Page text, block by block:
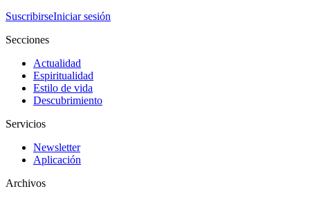
SuscribirseIniciar sesión
Secciones
Actualidad
Espiritualidad
Estilo de vida
Descubrimiento
Servicios
Newsletter
Aplicación
Archivos